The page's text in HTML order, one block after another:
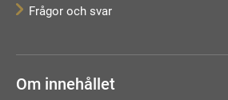
Frågor och svar
Om innehållet